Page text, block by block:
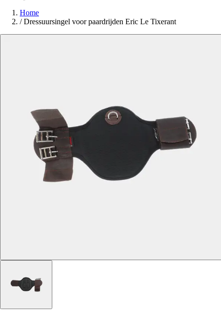
Home
/ Dressuursingel voor paardrijden Eric Le Tixerant